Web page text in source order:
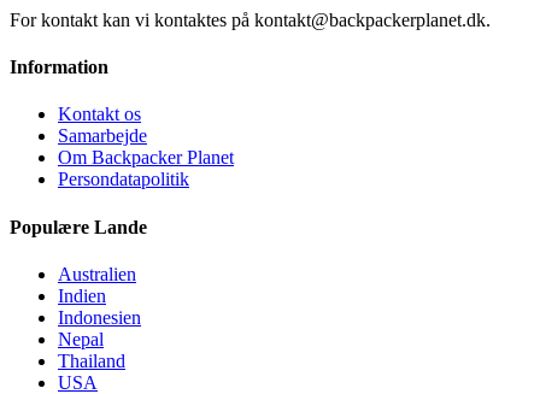
For kontakt kan vi kontaktes på kontakt@backpackerplanet.dk.
Information
Kontakt os
Samarbejde
Om Backpacker Planet
Persondatapolitik
Populære Lande
Australien
Indien
Indonesien
Nepal
Thailand
USA